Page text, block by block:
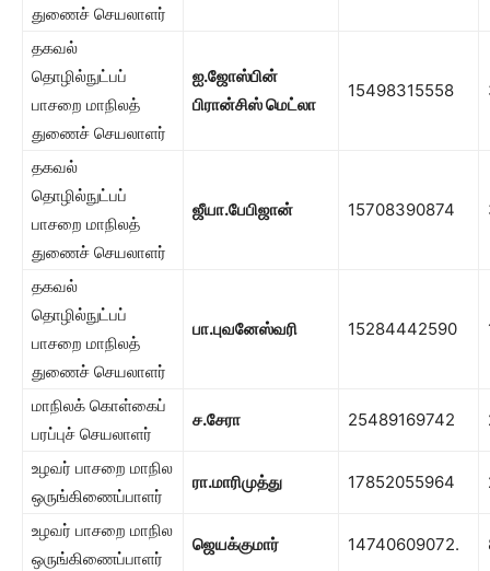
துணைச் செயலாளர்
தகவல்
தொழில்நுட்பப்
பாசறை மாநிலத்
துணைச் செயலாளர்
ஐ.ஜோஸ்பின்
பிரான்சிஸ் மெட்லா
15498315558
தகவல்
தொழில்நுட்பப்
பாசறை மாநிலத்
துணைச் செயலாளர்
ஜீயா.பேபிஜான் 15708390874
தகவல்
தொழில்நுட்பப்
பாசறை மாநிலத்
துணைச் செயலாளர்
பா.புவனேஸ்வரி 15284442590
மாநிலக் கொள்கைப்
பரப்புச் செயலாளர்
ச.சேரா 25489169742
உழவர் பாசறை மாநில
ஒருங்கிணைப்பாளர்
ரா.மாரிமுத்து 17852055964
உழவர் பாசறை மாநில
ஒருங்கிணைப்பாளர்
ஜெயக்குமார் 14740609072.